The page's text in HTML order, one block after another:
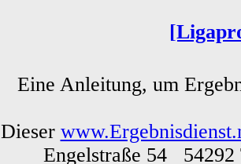
Eine Anleitung, um
Dieser
Engelstraße 54